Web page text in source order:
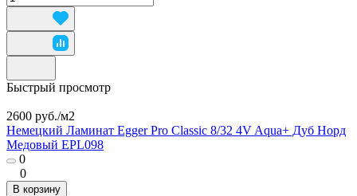
Быстрый просмотр
2600 руб./м2
Немецкий Ламинат Egger Pro Classic 8/32 4V Aqua+ Дуб Норд
Медовый EPL098
0
0
В корзину